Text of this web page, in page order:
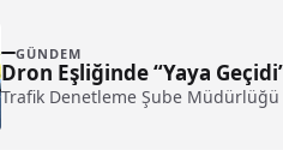
GÜNDEM
Dron Eşliğinde “Yaya
Trafik Denetleme Şube